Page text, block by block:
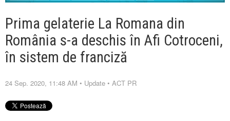
Prima gelaterie La Romana din
România s-a deschis în Afi Cotroceni,
în sistem de franciză
24 Sep. 2020, 11:48 AM • Update • ACT PR